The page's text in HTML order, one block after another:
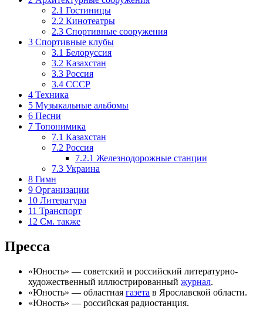
2.1 Гостиницы
2.2 Кинотеатры
2.3 Спортивные сооружения
3 Спортивные клубы
3.1 Белоруссия
3.2 Казахстан
3.3 Россия
3.4 СССР
4 Техника
5 Музыкальные альбомы
6 Песни
7 Топонимика
7.1 Казахстан
7.2 Россия
7.2.1 Железнодорожные станции
7.3 Украина
8 Гимн
9 Организации
10 Литература
11 Транспорт
12 См. также
Пресса
«Юность» — советский и российский литературно-
художественный иллюстрированный журнал.
«Юность» — областная газета в Ярославской области.
«Юность» — российская радиостанция.